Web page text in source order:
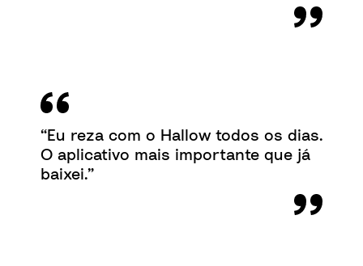
“Eu reza com o Hallow todos os dias.
O aplicativo mais importante que já
baixei.”